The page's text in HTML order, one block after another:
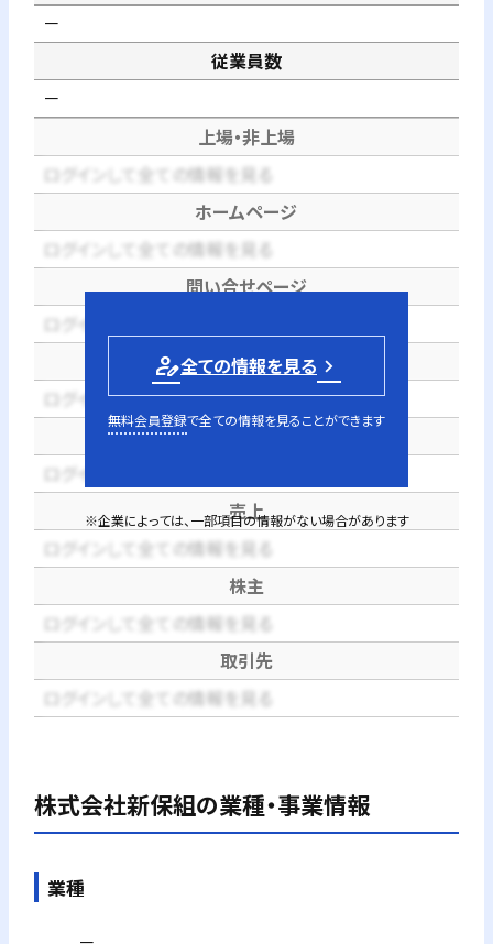
－
従業員数
－
上場・非上場
ログインして全ての情報を見る
ホームページ
ログインして全ての情報を見る
問い合せページ
ログインして全ての情報を見る
電話番号
ログインして全ての情報を見る
代表者
ログインして全ての情報を見る
売上
ログインして全ての情報を見る
株主
ログインして全ての情報を見る
取引先
ログインして全ての情報を見る
person_edit全ての情報を見る
無料会員登録で全ての情報を見ることができます
※企業によっては、一部項目の情報がない場合があります
株式会社新保組の業種・事業情報
業種